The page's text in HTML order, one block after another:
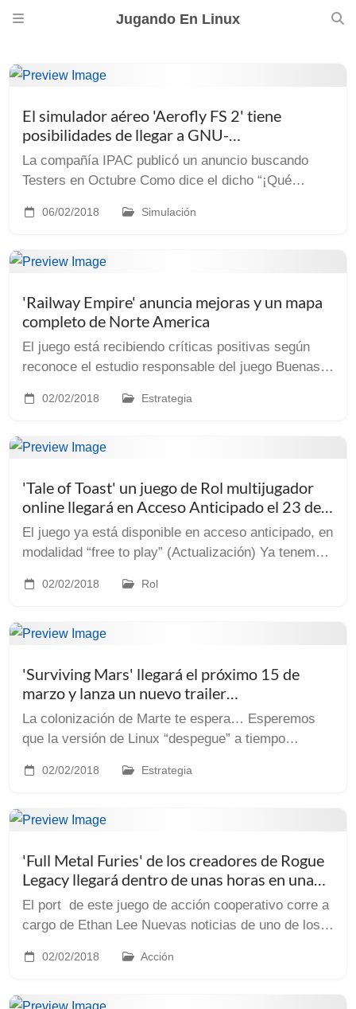
Jugando En Linux
El simulador aéreo 'Aerofly FS 2' tiene
posibilidades de llegar a GNU-
Linux/SteamOS
La compañía IPAC publicó un anuncio buscando
Testers en Octubre Como dice el dicho “¡Qué
gracias a gamingonlinux.com de que otro simulador,
06/02/2018 Simulación
'Railway Empire' anuncia mejoras y un mapa
completo de Norte America
El juego está recibiendo críticas positivas según
reconoce el estudio responsable del juego Buenas
[steam], del cuyo lanzamiento nos hicimos eco ta...
02/02/2018 Estrategia
'Tale of Toast' un juego de Rol multijugador
online llegará en Acceso Anticipado el 23 de
Febrero (actualizado)
El juego ya está disponible en acceso anticipado, en
modalidad “free to play” (Actualización) Ya tenemos
de la vieja escuela que nos llega no s...
02/02/2018 Rol
'Surviving Mars' llegará el próximo 15 de
marzo y lanza un nuevo trailer
(ACTUALIZADO)
La colonización de Marte te espera… Esperemos
que la versión de Linux “despegue” a tiempo
publicar en su canal de Youtube un nuevo trailer
02/02/2018 Estrategia
'Full Metal Furies' de los creadores de Rogue
Legacy llegará dentro de unas horas en una
suerte de beta abierta
El port de este juego de acción cooperativo corre a
cargo de Ethan Lee Nuevas noticias de uno de los
en Linux. Hablamos de Ethan Lee que ahora mism...
02/02/2018 Acción